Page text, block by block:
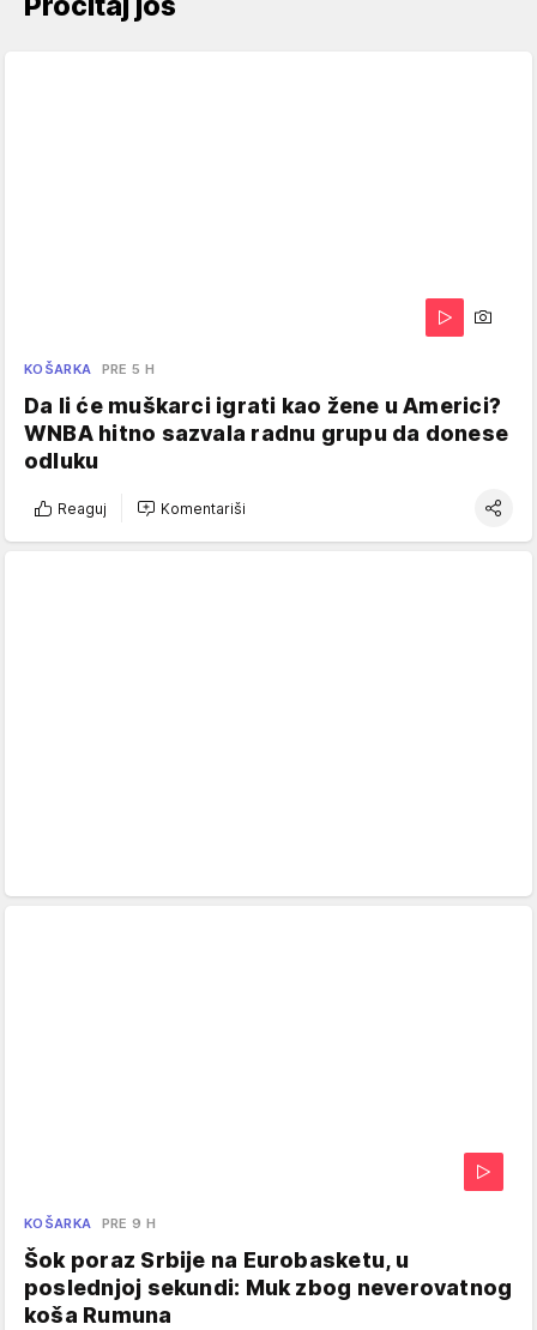
KOŠARKA PRE 5 H
Da li će muškarci igrati kao žene u Americi?
WNBA hitno sazvala radnu grupu da donese
odluku
Reaguj Komentariši
KOŠARKA PRE 9 H
Šok poraz Srbije na Eurobasketu, u
poslednjoj sekundi: Muk zbog neverovatnog
koša Rumuna